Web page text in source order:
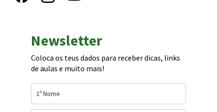
Newsletter
Coloca os teus dados para receber dicas, links
de aulas e muito mais!